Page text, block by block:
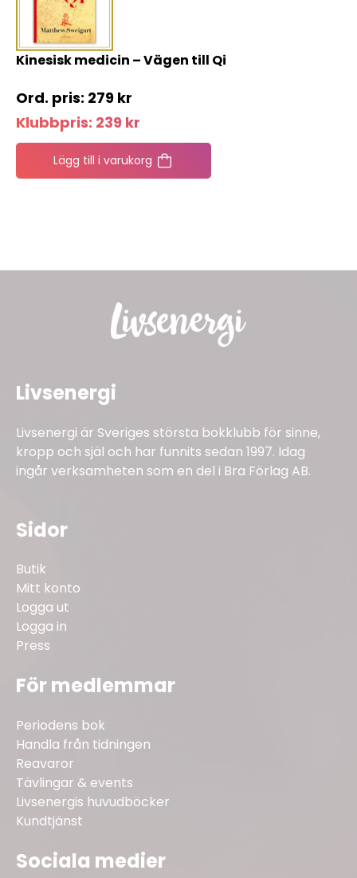
Kinesisk medicin – Vägen till Qi
279 kr
Klubbpris: 239 kr
Lägg till i varukorg
Livsenergi
Livsenergi är Sveriges största bokklubb för sinne,
kropp och själ och har funnits sedan 1997. Idag
ingår verksamheten som en del i Bra Förlag AB.
Sidor
Butik
Mitt konto
Logga ut
Logga in
Press
För medlemmar
Periodens bok
Handla från tidningen
Reavaror
Tävlingar & events
Livsenergis huvudböcker
Kundtjänst
Sociala medier